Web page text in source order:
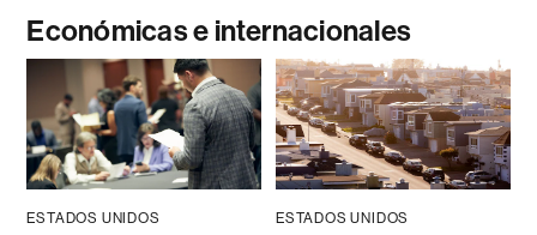
Económicas e internacionales
ESTADOS UNIDOS ESTADOS UNIDOS